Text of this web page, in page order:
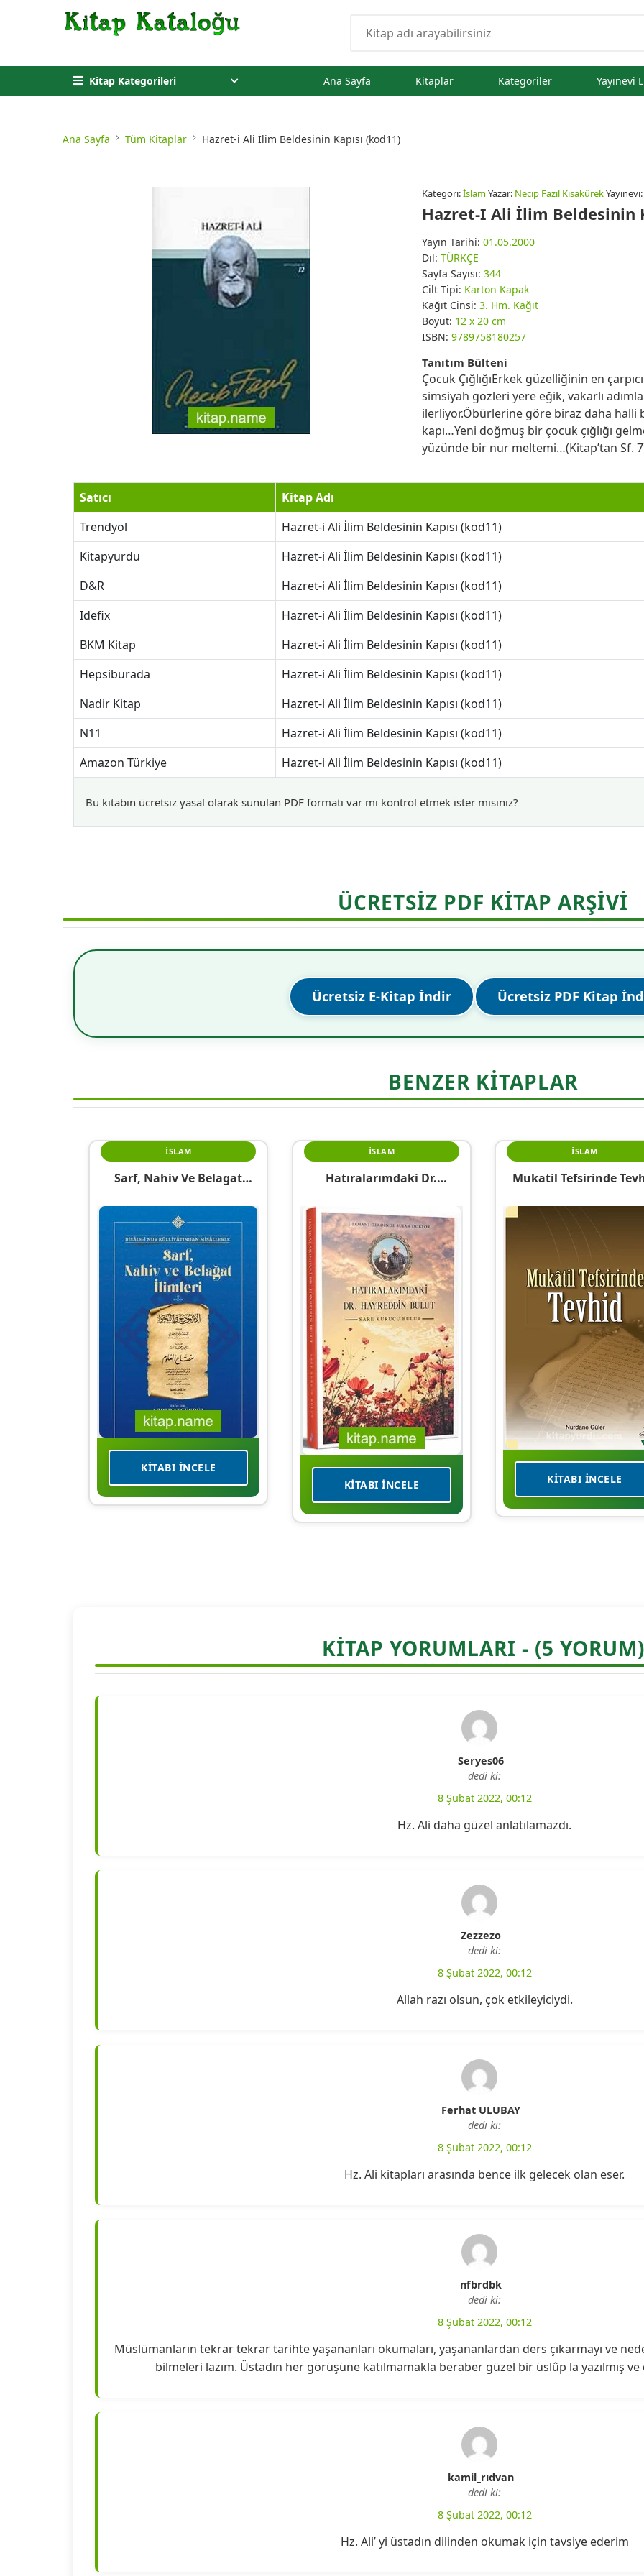
Kitap Kategorileri Ana Sayfa Kitaplar Kategoriler Yayınevi
Ana Sayfa Tüm Kitaplar Hazret-i Ali İlim Beldesinin Kapısı (kod11)
Kategori:İslamYazar: Necip Fazıl KısakürekYayınevi:
Hazret-I Ali İlim Beldesinin
Yayın Tarihi: 01.05.2000
Dil: TÜRKÇE
Sayfa Sayısı: 344
Cilt Tipi: Karton Kapak
Kağıt Cinsi: 3. Hm. Kağıt
Boyut: 12 x 20 cm
ISBN: 9789758180257
Tanıtım Bülteni
Çocuk ÇığlığıErkek güzelliğinin en
simsiyah gözleri yere eğik, vakarlı
ilerliyor.Öbürlerine göre biraz daha halli
kapı…Yeni doğmuş bir çocuk çığlığı
yüzünde bir nur meltemi…(Kitap’tan Sf.
Satıcı
Kitap Adı
Trendyol
Hazret-i Ali İlim Beldesinin Kapısı (kod11)
Kitapyurdu
Hazret-i Ali İlim Beldesinin Kapısı (kod11)
D&R
Hazret-i Ali İlim Beldesinin Kapısı (kod11)
Idefix
Hazret-i Ali İlim Beldesinin Kapısı (kod11)
BKM Kitap
Hazret-i Ali İlim Beldesinin Kapısı (kod11)
Hepsiburada
Hazret-i Ali İlim Beldesinin Kapısı (kod11)
Nadir Kitap
Hazret-i Ali İlim Beldesinin Kapısı (kod11)
N11
Hazret-i Ali İlim Beldesinin Kapısı (kod11)
Amazon Türkiye
Hazret-i Ali İlim Beldesinin Kapısı (kod11)
Bu kitabın ücretsiz yasal olarak sunulan PDF formatı var mı kontrol etmek ister misiniz?
ÜCRETSİZ PDF KİTAP ARŞİVİ
Ücretsiz E-Kitap İndir Ücretsiz PDF Kitap
BENZER KITAPLAR
İSLAM
Sarf, Nahiv Ve Belagat
KITABI İNCELE
İSLAM
Hatıralarımdaki Dr.
KITABI İNCELE
İSLAM
Mukatil Tefsirinde
KITABI İNCELE
KITAP YORUMLARI - (5 YORUM)
Seryes06
dedi ki:
8 Şubat 2022, 00:12
Hz. Ali daha güzel anlatılamazdı.
Zezzezo
dedi ki:
8 Şubat 2022, 00:12
Allah razı olsun, çok etkileyiciydi.
Ferhat ULUBAY
dedi ki:
8 Şubat 2022, 00:12
Hz. Ali kitapları arasında bence ilk gelecek olan eser.
nfbrdbk
dedi ki:
8 Şubat 2022, 00:12
Müslümanların tekrar tekrar tarihte yaşananları okumaları, yaşananlardan ders çıkarmayı ve
bilmeleri lazım. Üstadın her görüşüne katılmamakla beraber güzel bir üslûp la yazılmış
kamil_rıdvan
dedi ki:
8 Şubat 2022, 00:12
Hz. Ali’ yi üstadın dilinden okumak için tavsiye ederim